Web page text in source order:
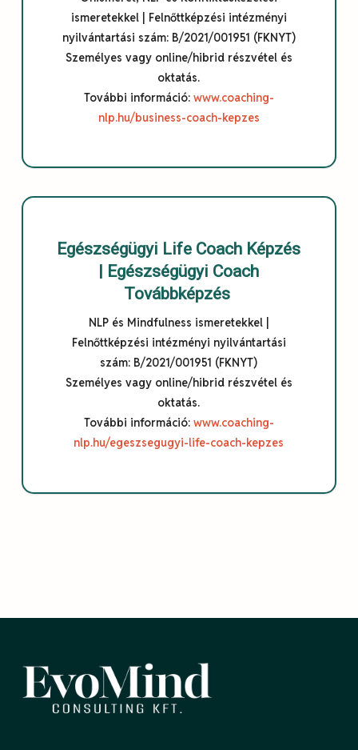
ismeretekkel | Felnőttképzési intézményi
nyilvántartási szám: B/2021/001951 (FKNYT)
Személyes vagy online/hibrid részvétel és
oktatás.
További információ: www.coaching-
nlp.hu/business-coach-kepzes
Egészségügyi Life Coach Képzés
| Egészségügyi Coach
Továbbképzés
NLP és Mindfulness ismeretekkel |
Felnőttképzési intézményi nyilvántartási
szám: B/2021/001951 (FKNYT)
Személyes vagy online/hibrid részvétel és
oktatás.
További információ: www.coaching-
nlp.hu/egeszsegugyi-life-coach-kepzes